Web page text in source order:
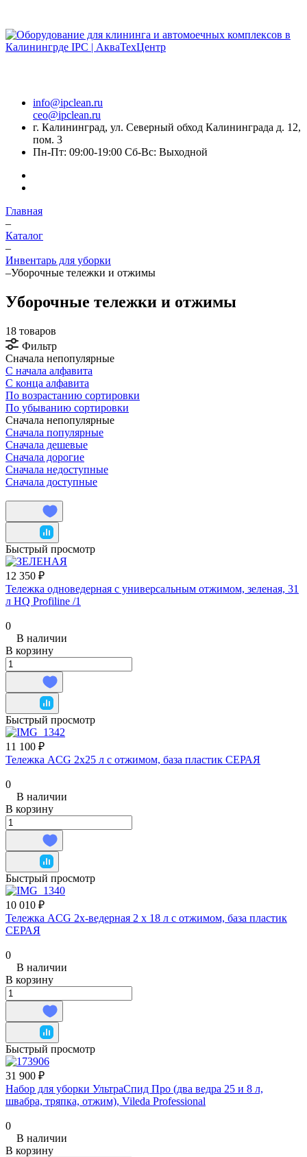
info@ipclean.ru
ceo@ipclean.ru
г. Калининград, ул. Северный обход Калининграда д. 12,
пом. 3
Пн-Пт: 09:00-19:00 Сб-Вс: Выходной
Главная
–
Каталог
–
Инвентарь для уборки
–Уборочные тележки и отжимы
Уборочные тележки и отжимы
18 товаров
Фильтр
Сначала непопулярные
С начала алфавита
С конца алфавита
По возрастанию сортировки
По убыванию сортировки
Сначала непопулярные
Сначала популярные
Сначала дешевые
Сначала дорогие
Сначала недоступные
Сначала доступные
Быстрый просмотр
12 350 ₽
Тележка одноведерная с универсальным отжимом, зеленая, 31
л HQ Profiline /1
0
В наличии
В корзину
Быстрый просмотр
11 100 ₽
Тележка ACG 2х25 л с отжимом, база пластик СЕРАЯ
0
В наличии
В корзину
Быстрый просмотр
10 010 ₽
Тележка ACG 2х-ведерная 2 х 18 л с отжимом, база пластик
СЕРАЯ
0
В наличии
В корзину
Быстрый просмотр
31 900 ₽
Набор для уборки УльтраСпид Про (два ведра 25 и 8 л,
швабра, тряпка, отжим), Vileda Professional
0
В наличии
В корзину